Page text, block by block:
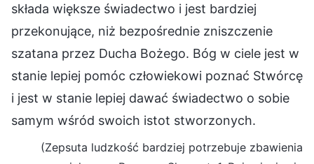
składa większe świadectwo i jest bardziej
przekonujące, niż bezpośrednie zniszczenie
szatana przez Ducha Bożego. Bóg w ciele jest w
stanie lepiej pomóc człowiekowi poznać Stwórcę
i jest w stanie lepiej dawać świadectwo o sobie
samym wśród swoich istot stworzonych.
(Zepsuta ludzkość bardziej potrzebuje zbawienia